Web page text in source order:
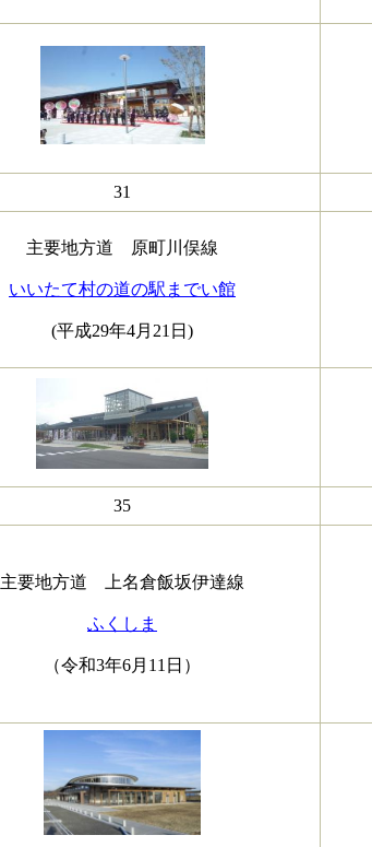
31
主要地方道 原町川俣線
いいたて村の道の駅までい館
(平成29年4月21日)
35
主要地方道 上名倉飯坂伊達線
ふくしま
（令和3年6月11日）